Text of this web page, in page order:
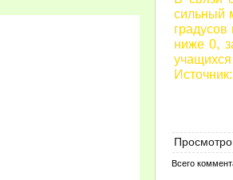
сильный
ниже 0,
Всего